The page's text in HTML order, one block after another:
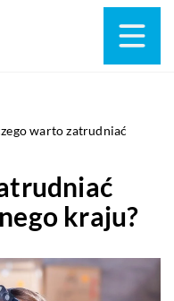
warto zatrudniać
kraju?